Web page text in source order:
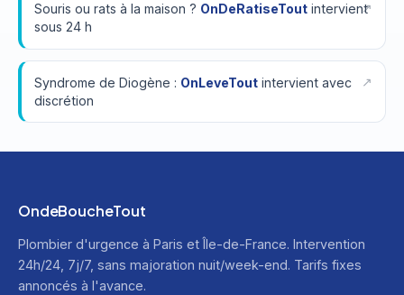
Souris ou rats à la maison ? OnDeRatiseToutintervient
sous 24 h
Syndrome de Diogène : OnLeveToutintervient avec
discrétion
OndeBoucheTout
Plombier d'urgence à Paris et Île-de-France. Intervention
24h/24, 7j/7, sans majoration nuit/week-end. Tarifs fixes
annoncés à l'avance.